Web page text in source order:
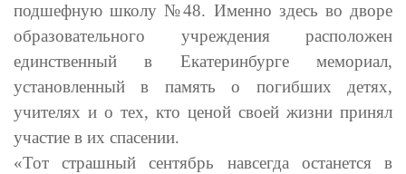
подшефную школу №48. Именно здесь во дворе
образовательного учреждения расположен
единственный в Екатеринбурге мемориал,
установленный в память о погибших детях,
учителях и о тех, кто ценой своей жизни принял
участие в их спасении.
«Тот страшный сентябрь навсегда останется в